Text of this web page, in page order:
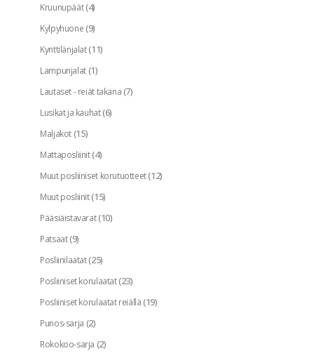
Kruunupäät(4)
Kylpyhuone(9)
Kynttilänjalat(11)
Lampunjalat(1)
Lautaset - reiät takana(7)
Lusikat ja kauhat(6)
Maljakot(15)
Mattaposliinit(4)
Muut posliiniset korutuotteet(12)
Muut posliinit(15)
Pääsiäistavarat(10)
Patsaat(9)
Posliinilaatat(25)
Posliiniset korulaatat(23)
Posliiniset korulaatat reiällä(19)
Punos-sarja (2)
Rokokoo-sarja (2)